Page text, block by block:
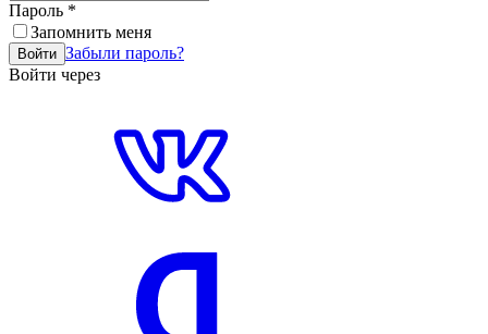
Пароль *
Запомнить меня
Войти Забыли пароль?
Войти через